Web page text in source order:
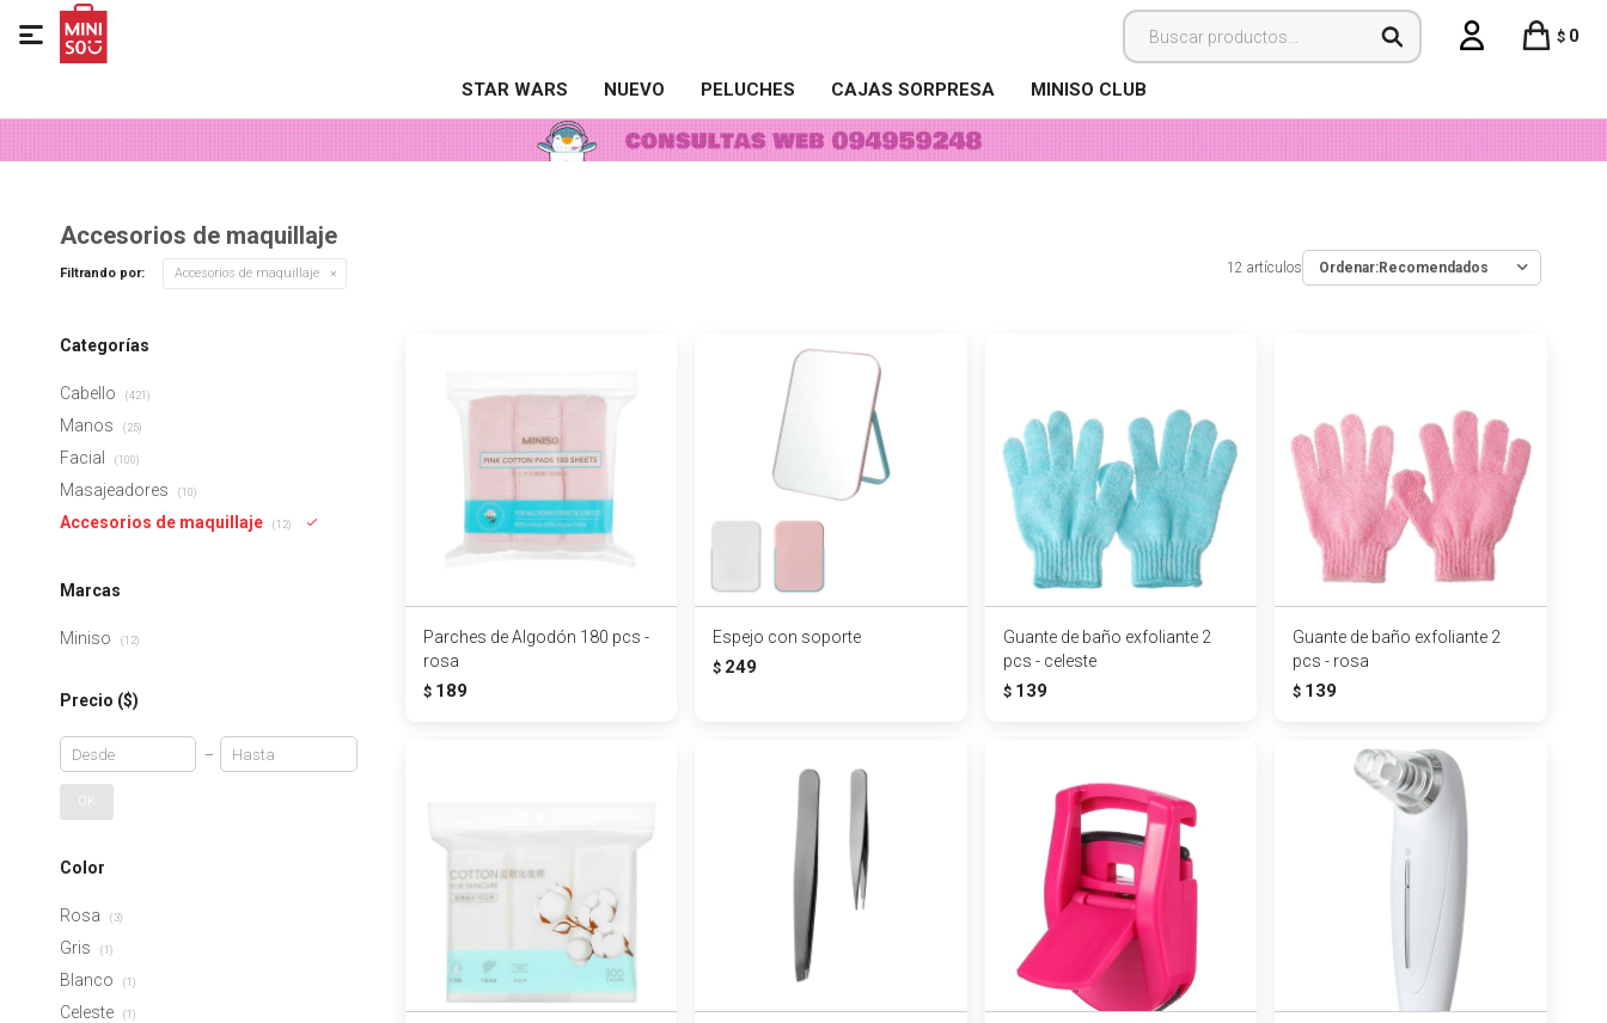
STAR WARS NUEVO PELUCHES CAJAS SORPRESA MINISO CLUB
$ 0

Accesorios de maquillaje
12 artículos Recomendados
Filtrando por: Accesorios de maquillaje
Parches de Algodón 180 pcs -
rosa
$ 189
Espejo con soporte
$ 249
Guante de baño exfoliante 2
pcs - celeste
$ 139
Guante de baño exfoliante 2
pcs - rosa
$ 139
Categorías
Cabello (421)
Manos (25)
Facial (100)
Masajeadores (10)
Accesorios de maquillaje (12)
Marcas
Miniso (12)
Precio ($)
OK
Color
Rosa (3)
Gris (1)
Blanco (1)
Celeste (1)